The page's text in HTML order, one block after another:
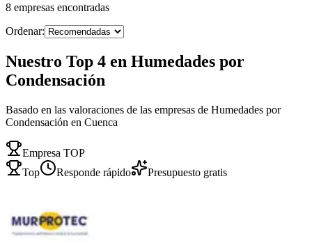
8 empresas encontradas
Ordenar:
Nuestro Top 4 en Humedades por
Condensación
Basado en las valoraciones de las empresas de Humedades por
Condensación en Cuenca
Empresa TOP
Top
Responde rápido Presupuesto gratis